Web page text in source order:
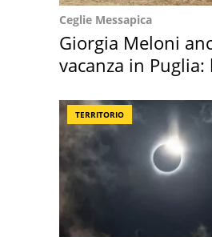
Ceglie Messapica
Giorgia Meloni
vacanza in Puglia:
TERRITORIO